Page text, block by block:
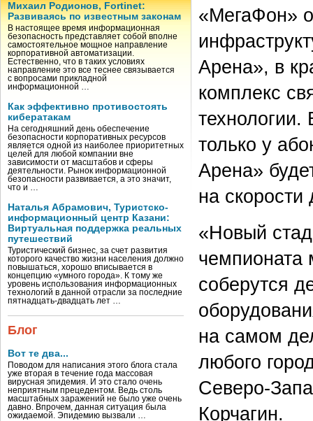
Михаил Родионов, Fortinet:
Развиваясь по известным законам
В настоящее время информационная
безопасность представляет собой вполне
самостоятельное мощное направление
корпоративной автоматизации.
Естественно, что в таких условиях
направление это все теснее связывается
с вопросами прикладной
информационной …
Как эффективно противостоять
кибератакам
На сегодняшний день обеспечение
безопасности корпоративных ресурсов
является одной из наиболее приоритетных
целей для любой компании вне
зависимости от масштабов и сферы
деятельности. Рынок информационной
безопасности развивается, а это значит,
что и …
Наталья Абрамович, Туристско-
информационный центр Казани:
Виртуальная поддержка реальных
путешествий
Туристический бизнес, за счет развития
которого качество жизни населения должно
повышаться, хорошо вписывается в
концепцию «умного города». К тому же
уровень использования информационных
технологий в данной отрасли за последние
пятнадцать-двадцать лет …
Блог
Вот те два...
Поводом для написания этого блога стала
уже вторая в течение года массовая
вирусная эпидемия. И это стало очень
неприятным прецедентом. Ведь столь
масштабных заражений не было уже очень
давно. Впрочем, данная ситуация была
ожидаемой. Эпидемию вызвали …
«МегаФон»
Арена», в
комплекс
технологии.
только у
Арена»
на
«Новый
чемпионата
соберутся
на самом
любого
Северо-
Корчагин.